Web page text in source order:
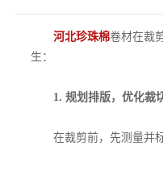
河北珍珠棉卷材在裁
生：
1. 规划排版，优化裁
在裁剪前，先测量并标